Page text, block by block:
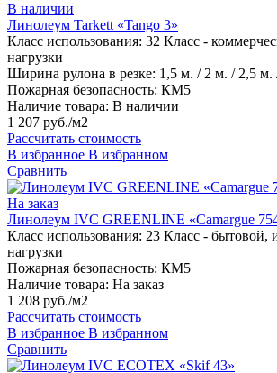
В наличии
Линолеум Tarkett «Tango 3»
Класс использования: 32 Класс -
нагрузки
Ширина рулона в резке: 1,5 м. / 2 м. / 2,5
Пожарная безопасность: КМ5
Наличие товара: В наличии
1 207 руб./м2
Рассчитать стоимость
В избранное В избранном
Сравнить
На заказ
Линолеум IVC GREENLINE «Camargue
Класс использования: 23 Класс - бытовой,
нагрузки
Пожарная безопасность: КМ5
Наличие товара: На заказ
1 208 руб./м2
Рассчитать стоимость
В избранное В избранном
Сравнить